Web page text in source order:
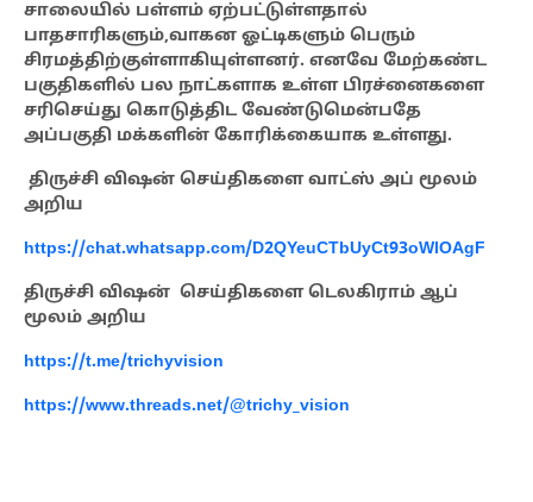
சாலையில் பள்ளம் ஏற்பட்டுள்ளதால்
பாதசாரிகளும்,வாகன ஓட்டிகளும் பெரும்
சிரமத்திற்குள்ளாகியுள்ளனர். எனவே மேற்கண்ட
பகுதிகளில் பல நாட்களாக உள்ள பிரச்னைகளை
சரிசெய்து கொடுத்திட வேண்டுமென்பதே
அப்பகுதி மக்களின் கோரிக்கையாக உள்ளது.
திருச்சி விஷன் செய்திகளை வாட்ஸ் அப் மூலம்
அறிய
https://chat.whatsapp.com/D2QYeuCTbUyCt93oWlOAgF
திருச்சி விஷன் செய்திகளை டெலகிராம் ஆப்
மூலம் அறிய
https://t.me/trichyvision
https://www.threads.net/@trichy_vision